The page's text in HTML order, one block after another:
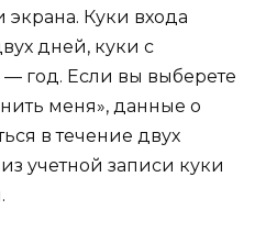
экрана. Куки входа
дней, куки с
год. Если вы выберете
меня», данные о
в течение двух
учетной записи куки